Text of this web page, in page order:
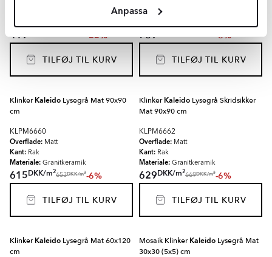
Anpassa
419 -22%
TILFØJ TIL KURV
Kant: Rak
769 -6%
TILFØJ TIL KURV
KlinkerKaleido Lysegrå Mat 90x90
cm
KLPM6660
Overflade: Matt
Kant: Rak
Materiale: Granitkeramik
615DKK/m2
653DKK/m2-6%
TILFØJ TIL KURV
KlinkerKaleido Lysegrå Skridsikker
Mat 90x90 cm
KLPM6662
Overflade: Matt
Kant: Rak
Materiale: Granitkeramik
629DKK/m2
669DKK/m2-6%
TILFØJ TIL KURV
KlinkerKaleido Lysegrå Mat 60x120
cm
Mosaik KlinkerKaleido Lysegrå Mat
30x30 (5x5) cm